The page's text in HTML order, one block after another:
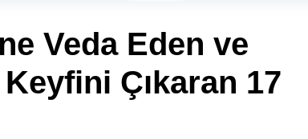
Veda Eden ve
Çıkaran 17